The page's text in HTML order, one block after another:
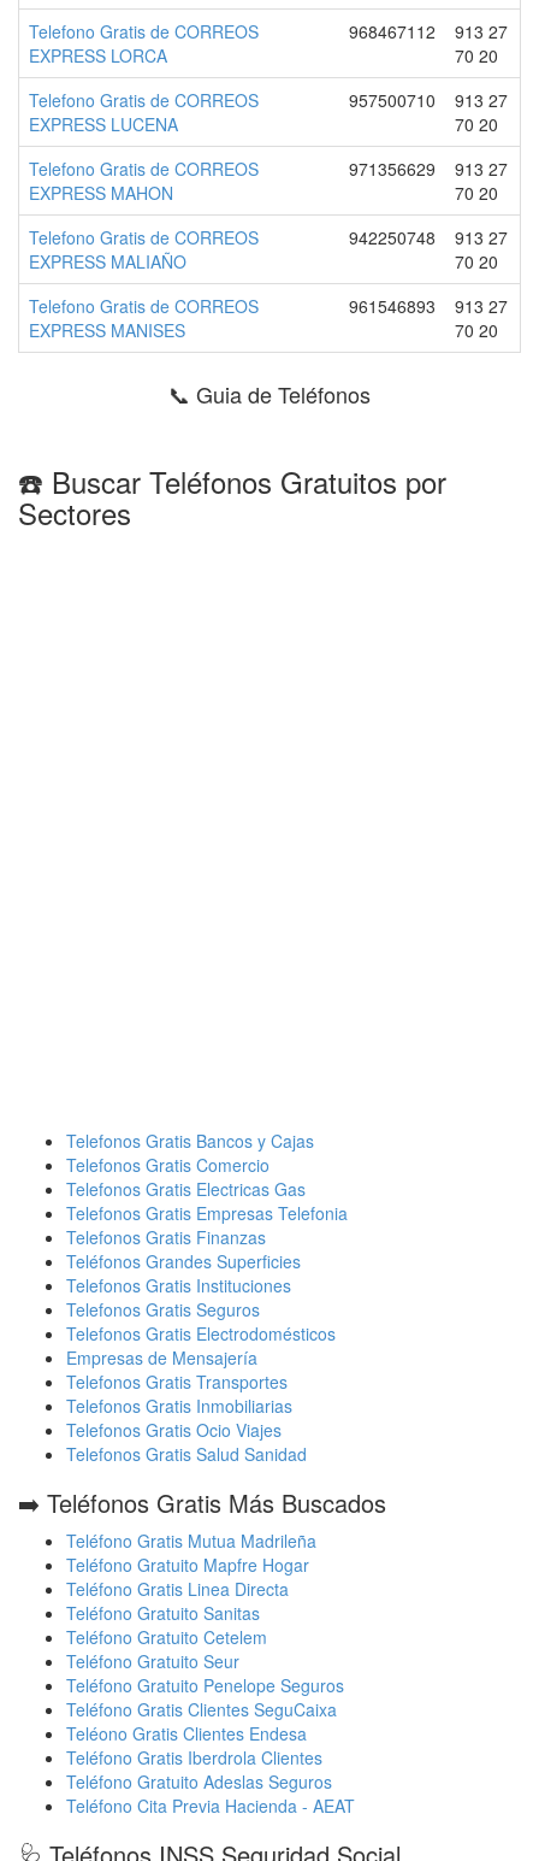
Telefono Gratis de CORREOS
EXPRESS LORCA
968467112
913 27
70 20
Telefono Gratis de CORREOS
EXPRESS LUCENA
957500710
913 27
70 20
Telefono Gratis de CORREOS
EXPRESS MAHON
971356629
913 27
70 20
Telefono Gratis de CORREOS
EXPRESS MALIAÑO
942250748
913 27
70 20
Telefono Gratis de CORREOS
EXPRESS MANISES
961546893
913 27
70 20
📞 Guia de Teléfonos
☎️ Buscar Teléfonos Gratuitos por
Sectores
Telefonos Gratis Bancos y Cajas
Telefonos Gratis Comercio
Telefonos Gratis Electricas Gas
Telefonos Gratis Empresas Telefonia
Telefonos Gratis Finanzas
Teléfonos Grandes Superficies
Telefonos Gratis Instituciones
Telefonos Gratis Seguros
Telefonos Gratis Electrodomésticos
Empresas de Mensajería
Telefonos Gratis Transportes
Telefonos Gratis Inmobiliarias
Telefonos Gratis Ocio Viajes
Telefonos Gratis Salud Sanidad
➡️ Teléfonos Gratis Más Buscados
Teléfono Gratis Mutua Madrileña
Teléfono Gratuito Mapfre Hogar
Teléfono Gratis Linea Directa
Teléfono Gratuito Sanitas
Teléfono Gratuito Cetelem
Teléfono Gratuito Seur
Teléfono Gratuito Penelope Seguros
Teléfono Gratis Clientes SeguCaixa
Teléono Gratis Clientes Endesa
Teléfono Gratis Iberdrola Clientes
Teléfono Gratuito Adeslas Seguros
Teléfono Cita Previa Hacienda - AEAT